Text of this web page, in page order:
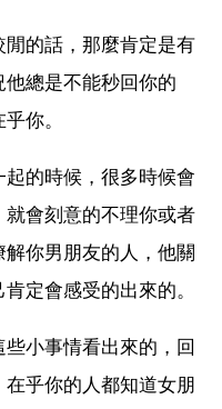
的話，那麼肯定是有
總是不能秒回你的
你。
的時候，很多時候會
會刻意的不理你或者
你男朋友的人，他關
定會感受的出來的。
小事情看出來的，回
乎你的人都知道女朋